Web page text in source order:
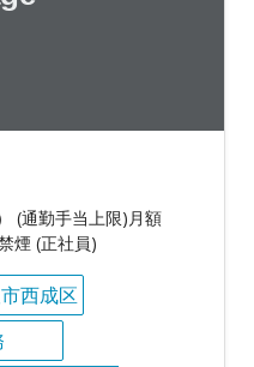
(通勤手当上限)月額
煙 (正社員)
西成区